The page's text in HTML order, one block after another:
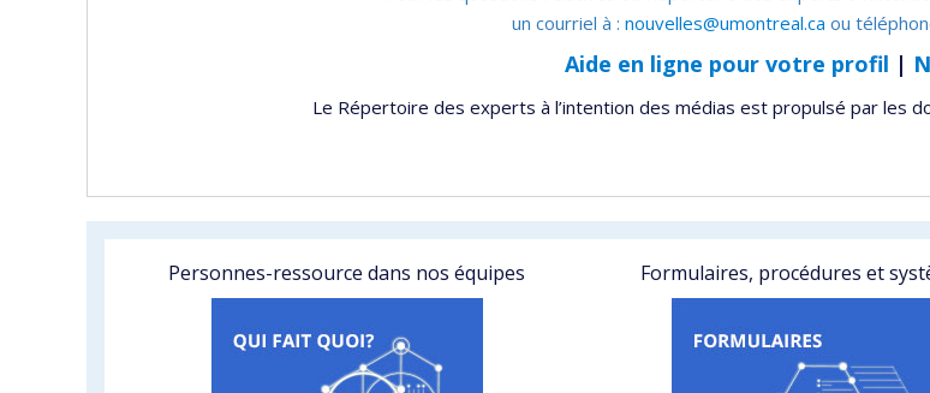
un courriel à : nouvelles@umontreal.ca ou
Aide en ligne pour votre profil |
Le Répertoire des experts à l’intention des médias est propulsé par les
Personnes-ressource dans nos équipes Formulaires, procédures et